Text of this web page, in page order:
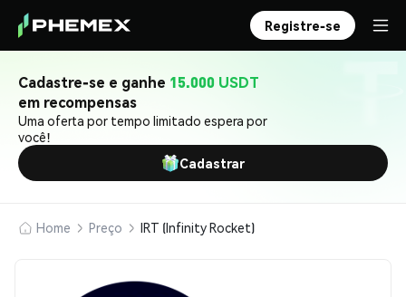
Registre-se
Cadastre-se e ganhe 15.000 USDT
em recompensas
Uma oferta por tempo limitado espera por
você!
Cadastrar
Home Preço IRT (Infinity Rocket)